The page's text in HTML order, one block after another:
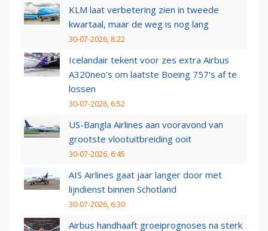
KLM laat verbetering zien in tweede
kwartaal, maar de weg is nog lang
30-07-2026, 8:22
Icelandair tekent voor zes extra Airbus
A320neo's om laatste Boeing 757's af te
lossen
30-07-2026, 6:52
US-Bangla Airlines aan vooravond van
grootste vlootuitbreiding ooit
30-07-2026, 6:45
AIS Airlines gaat jaar langer door met
lijndienst binnen Schotland
30-07-2026, 6:30
Airbus handhaaft groeiprognoses na sterk